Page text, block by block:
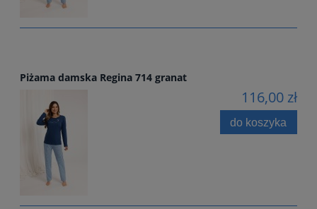
Piżama damska Regina 714 granat
116,00 zł
do koszyka